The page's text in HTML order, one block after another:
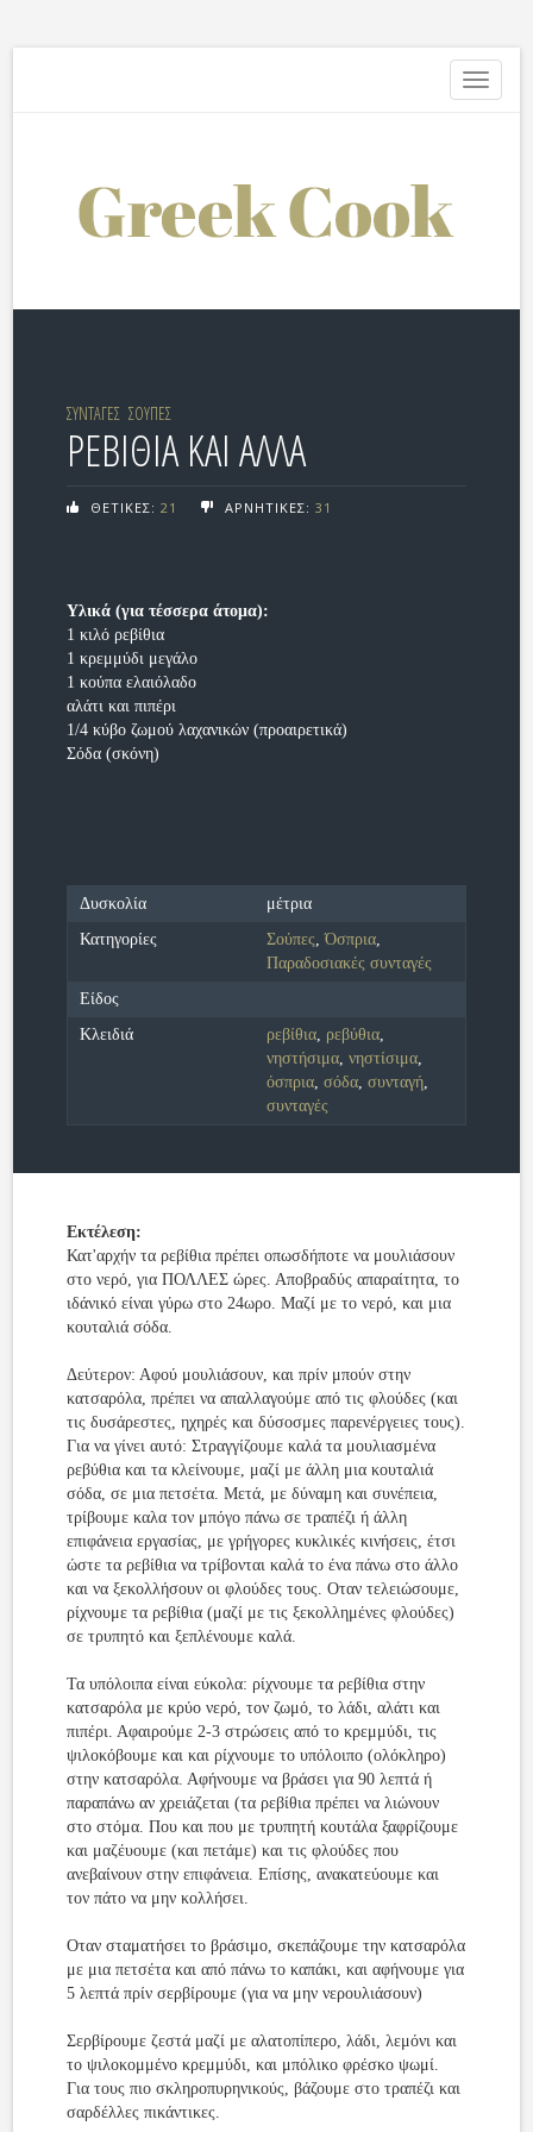
Toggle
ΣΥΝΤΑΓΕΣ ΣΟΥΠΕΣ
ΡΕΒΙΘΙΑ ΚΑΙ ΑΛΛΑ
ΘΕΤΙΚΕΣ: 21 ΑΡΝΗΤΙΚΕΣ: 31
Υλικά (για τέσσερα άτομα):
1 κιλό ρεβίθια
1 κρεμμύδι μεγάλο
1 κούπα ελαιόλαδο
αλάτι και πιπέρι
1/4 κύβο ζωμού λαχανικών (προαιρετικά)
Σόδα (σκόνη)
Δυσκολία
μέτρια
Κατηγορίες
Σούπες,Όσπρια,
Παραδοσιακές συνταγές
Είδος
Κλειδιά
ρεβίθια, ρεβύθια,
νηστήσιμα, νηστίσιμα,
όσπρια, σόδα, συνταγή,
συνταγές
Εκτέλεση:
Κατ'αρχήν τα ρεβίθια πρέπει οπωσδήποτε να μουλιάσουν
στο νερό, για ΠΟΛΛΕΣ ώρες. Αποβραδύς απαραίτητα, το
ιδάνικό είναι γύρω στο 24ωρο. Μαζί με το νερό, και μια
κουταλιά σόδα.
Δεύτερον: Αφού μουλιάσουν, και πρίν μπούν στην
κατσαρόλα, πρέπει να απαλλαγούμε από τις φλούδες (και
τις δυσάρεστες, ηχηρές και δύσοσμες παρενέργειες τους).
Για να γίνει αυτό: Στραγγίζουμε καλά τα μουλιασμένα
ρεβύθια και τα κλείνουμε, μαζί με άλλη μια κουταλιά
σόδα, σε μια πετσέτα. Μετά, με δύναμη και συνέπεια,
τρίβουμε καλα τον μπόγο πάνω σε τραπέζι ή άλλη
επιφάνεια εργασίας, με γρήγορες κυκλικές κινήσεις, έτσι
ώστε τα ρεβίθια να τρίβονται καλά το ένα πάνω στο άλλο
και να ξεκολλήσουν οι φλούδες τους. Οταν τελειώσουμε,
ρίχνουμε τα ρεβίθια (μαζί με τις ξεκολλημένες φλούδες)
σε τρυπητό και ξεπλένουμε καλά.
Τα υπόλοιπα είναι εύκολα: ρίχνουμε τα ρεβίθια στην
κατσαρόλα με κρύο νερό, τον ζωμό, το λάδι, αλάτι και
πιπέρι. Αφαιρούμε 2-3 στρώσεις από το κρεμμύδι, τις
ψιλοκόβουμε και και ρίχνουμε το υπόλοιπο (ολόκληρο)
στην κατσαρόλα. Αφήνουμε να βράσει για 90 λεπτά ή
παραπάνω αν χρειάζεται (τα ρεβίθια πρέπει να λιώνουν
στο στόμα. Που και που με τρυπητή κουτάλα ξαφρίζουμε
και μαζέυουμε (και πετάμε) και τις φλούδες που
ανεβαίνουν στην επιφάνεια. Επίσης, ανακατεύουμε και
τον πάτο να μην κολλήσει.
Οταν σταματήσει το βράσιμο, σκεπάζουμε την κατσαρόλα
με μια πετσέτα και από πάνω το καπάκι, και αφήνουμε για
5 λεπτά πρίν σερβίρουμε (για να μην νερουλιάσουν)
Σερβίρουμε ζεστά μαζί με αλατοπίπερο, λάδι, λεμόνι και
το ψιλοκομμένο κρεμμύδι, και μπόλικο φρέσκο ψωμί.
Για τους πιο σκληροπυρηνικούς, βάζουμε στο τραπέζι και
σαρδέλλες πικάντικες.